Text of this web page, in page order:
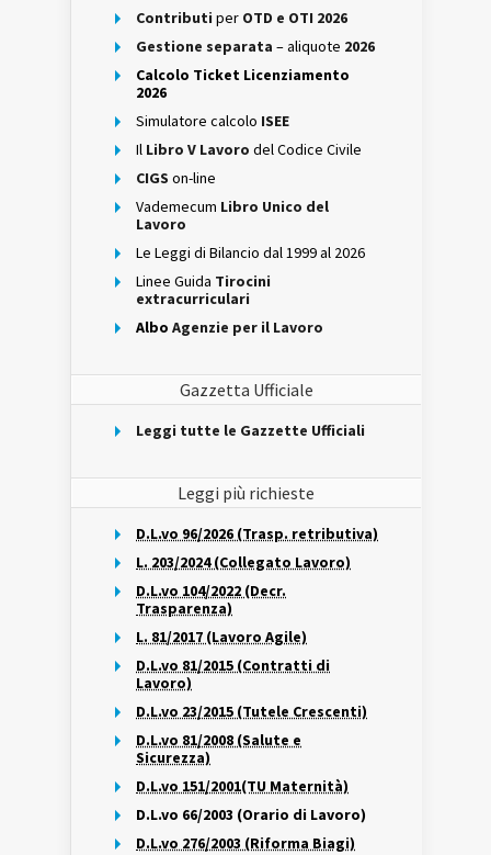
Contributi per OTD e OTI 2026
Gestione separata – aliquote 2026
Calcolo Ticket Licenziamento
2026
Simulatore calcolo ISEE
Il Libro V Lavoro del Codice Civile
CIGS on-line
Vademecum Libro Unico del
Lavoro
Le Leggi di Bilancio dal 1999 al 2026
Linee Guida Tirocini
extracurriculari
Albo Agenzie per il Lavoro
Gazzetta Ufficiale
Leggi tutte le Gazzette Ufficiali
Leggi più richieste
D.L.vo 96/2026 (Trasp. retributiva)
L. 203/2024 (Collegato Lavoro)
D.L.vo 104/2022 (Decr.
Trasparenza)
L. 81/2017 (Lavoro Agile)
D.L.vo 81/2015 (Contratti di
Lavoro)
D.L.vo 23/2015 (Tutele Crescenti)
D.L.vo 81/2008 (Salute e
Sicurezza)
D.L.vo 151/2001(TU Maternità)
D.L.vo 66/2003 (Orario di Lavoro)
D.L.vo 276/2003 (Riforma Biagi)